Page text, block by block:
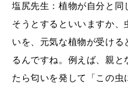
塩尻先生：植物が自分と同
そうとするといいますか
いを、元気な植物が受ける
るんですね。例えば、親
たら匂いを発して「この虫